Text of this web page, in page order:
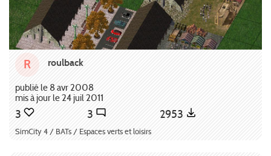
R roulback
publié le 8 avr 2008
mis à jour le 24 juil 2011
3 3 2953
SimCity 4 / BATs / Espaces verts et loisirs